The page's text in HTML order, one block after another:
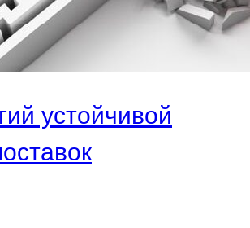
устойчивой